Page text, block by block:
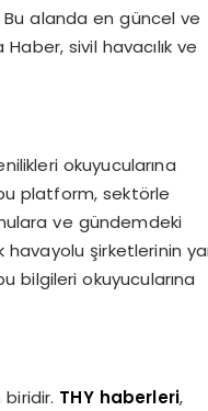
Bu alanda en güncel ve
sivil havacılık ve
okuyucularına
platform, sektörle
ve gündemdeki
şirketlerinin
bilgileri okuyucularına
biridir. THY haberleri,